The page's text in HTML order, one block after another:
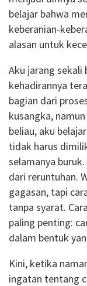
belajar bahwa
keberanian-
alasan untuk
Aku jarang sekali
kehadirannya
bagian dari
kusangka,
beliau, aku
tidak harus
selamanya
dari reruntuhan.
gagasan, tapi
tanpa syarat.
paling penting:
dalam bentuk
Kini, ketika
ingatan tentang